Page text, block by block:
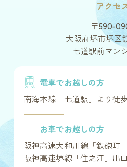
アクセ
〒590-
大阪府堺市堺区
七道駅前マン
電車でお越しの方
南海本線「七道駅」より徒
お車でお越しの方
阪神高速大和川線「鉄砲町
阪神高速堺線「住之江」出